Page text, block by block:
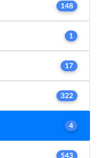
148
1
17
322
4
543